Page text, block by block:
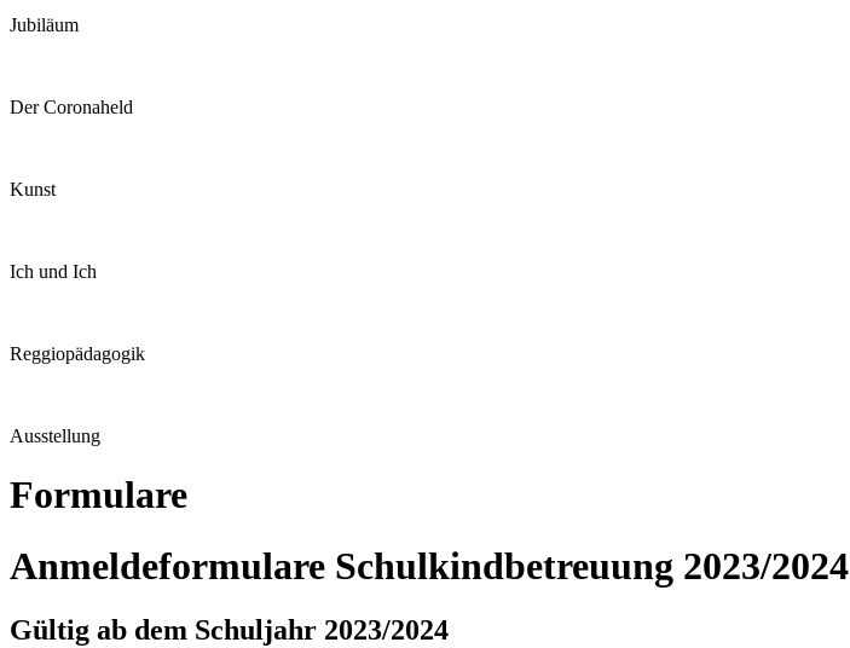
Jubiläum
Der Coronaheld
Kunst
Ich und Ich
Reggiopädagogik
Ausstellung
Formulare
Anmeldeformulare Schulkindbetreuung 2023/2024
Gültig ab dem Schuljahr 2023/2024